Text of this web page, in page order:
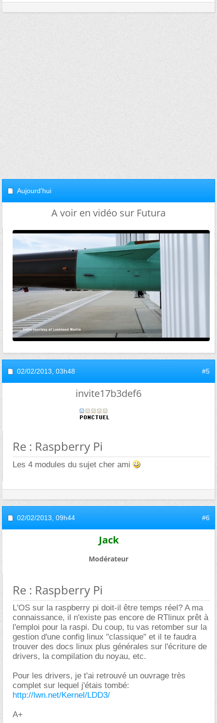
Aujourd'hui
A voir en vidéo sur Futura
02/02/2013, 03h48 #5
invite17b3def6
Re : Raspberry Pi
Les 4 modules du sujet cher ami
02/02/2013, 09h44 #6
Jack
Modérateur
Re : Raspberry Pi
L'OS sur la raspberry pi doit-il être temps réel? A ma
connaissance, il n'existe pas encore de RTlinux prêt à
l'emploi pour la raspi. Du coup, tu vas retomber sur la
gestion d'une config linux "classique" et il te faudra
trouver des docs linux plus générales sur l'écriture de
drivers, la compilation du noyau, etc.
Pour les drivers, je t'ai retrouvé un ouvrage très
complet sur lequel j'étais tombé:
http://lwn.net/Kernel/LDD3/
A+